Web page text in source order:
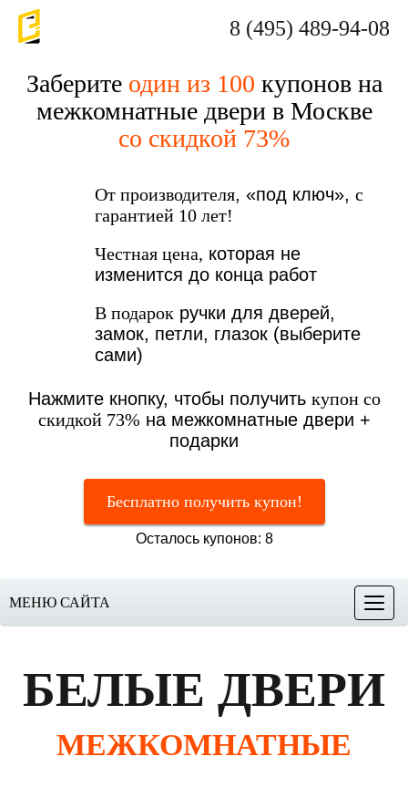
8 (495) 489-94-08
Заберите один из 100 купонов на
межкомнатные двери в Москве
со скидкой 73%
От производителя, «под ключ», с
гарантией 10 лет!
Честная цена, которая не
изменится до конца работ
В подарок ручки для дверей,
замок, петли, глазок (выберите
сами)
Нажмите кнопку, чтобы получить купон со
скидкой 73% на межкомнатные двери +
подарки
Бесплатно получить купон!
Осталось купонов: 8
Меню
МЕНЮ САЙТА
БЕЛЫЕ ДВЕРИ
МЕЖКОМНАТНЫЕ